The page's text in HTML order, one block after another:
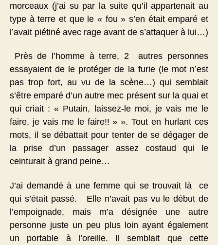
morceaux (j’ai su par la suite qu’il appartenait au
type à terre et que le « fou » s’en était emparé et
l’avait piétiné avec rage avant de s’attaquer à lui…)
Près de l’homme à terre, 2 autres personnes
essayaient de le protéger de la furie (le mot n’est
pas trop fort, au vu de la scène…) qui semblait
s’être emparé d’un autre mec présent sur la quai et
qui criait : « Putain, laissez-le moi, je vais me le
faire, je vais me le faire!! » ». Tout en hurlant ces
mots, il se débattait pour tenter de se dégager de
la prise d’un passager assez costaud qui le
ceinturait à grand peine…
J’ai demandé à une femme qui se trouvait là ce
qui s’était passé. Elle n’avait pas vu le début de
l’empoignade, mais m’a désignée une autre
personne juste un peu plus loin ayant également
un portable à l’oreille. Il semblait que cette